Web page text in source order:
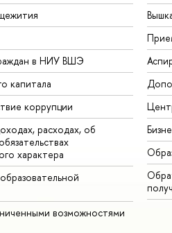
в НИУ ВШЭ
капитала
коррупции
расходах, об
характера
возможностями